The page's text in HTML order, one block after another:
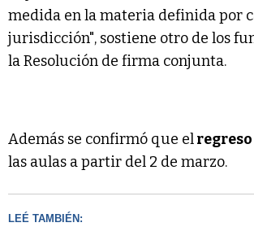
medida en la materia definida por
jurisdicción", sostiene otro de los
la Resolución de firma conjunta.
Además se confirmó que el
las aulas a partir del 2 de marzo.
LEÉ TAMBIÉN: